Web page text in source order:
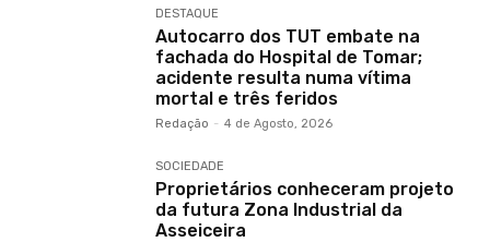
DESTAQUE
Autocarro dos TUT embate na
fachada do Hospital de Tomar;
acidente resulta numa vítima
mortal e três feridos
Redação - 4 de Agosto, 2026
SOCIEDADE
Proprietários conheceram projeto
da futura Zona Industrial da
Asseiceira